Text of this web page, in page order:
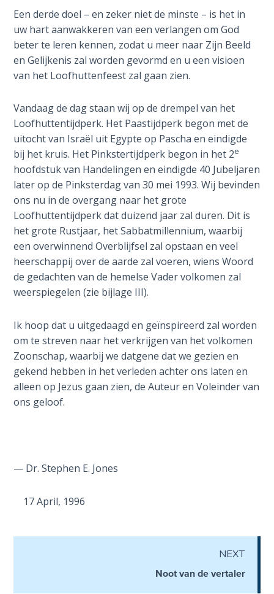
de
wettelijke
verklaring
van
het
najaar
van
1986.
Het
boek
toont
de
volgorde
in
de
geschiedenis
en
er
niets
per
ongeluk
gebeurt.
Het
van
benauwdheid"
Brittannië
of
Psalms
The
Rapture in
Tabernacles
The
Biblical
Meaning
Numbers
If God
Could
Save
Everyone
- Would
He?
Wars
of
the
Lord
A Short
History of
Lessons
Church
History
1
Een derde doel – en zeker niet de minste – is het in
uw hart aanwakkeren van een verlangen om God
beter te leren kennen, zodat u meer naar Zijn Beeld
en Gelijkenis zal worden gevormd en u een visioen
van het Loofhuttenfeest zal gaan zien.
Vandaag de dag staan wij op de drempel van het
Loofhuttentijdperk. Het Paastijdperk begon met de
uitocht van Israël uit Egypte op Pascha en eindigde
bij het kruis. Het Pinkstertijdperk begon in het 2e
hoofdstuk van Handelingen en eindigde 40 Jubeljaren
later op de Pinksterdag van 30 mei 1993. Wij bevinden
ons nu in de overgang naar het grote
Loofhuttentijdperk dat duizend jaar zal duren. Dit is
het grote Rustjaar, het Sabbatmillennium, waarbij
een overwinnend Overblijfsel zal opstaan en veel
heerschappij over de aarde zal voeren, wiens Woord
de gedachten van de hemelse Vader volkomen zal
weerspiegelen (zie bijlage III).
Ik hoop dat u uitgedaagd en geïnspireerd zal worden
om te streven naar het verkrijgen van het volkomen
Zoonschap, waarbij we datgene dat we gezien en
gekend hebben in het verleden achter ons laten en
alleen op Jezus gaan zien, de Auteur en Voleinder van
ons geloof.
— Dr. Stephen E. Jones
17 April, 1996
NEXT
Noot van de vertaler